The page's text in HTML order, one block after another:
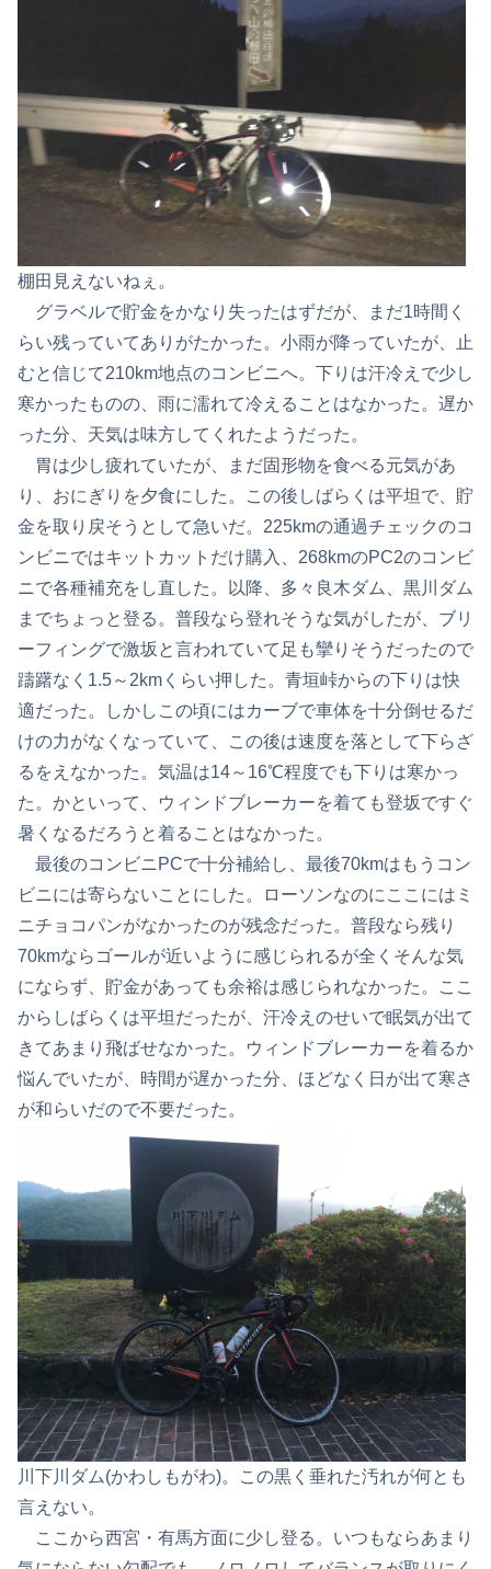
棚田見えないねぇ。
グラベルで貯金をかなり失ったはずだが、まだ1時間く
らい残っていてありがたかった。小雨が降っていたが、止
むと信じて210km地点のコンビニへ。下りは汗冷えで少し
寒かったものの、雨に濡れて冷えることはなかった。遅か
った分、天気は味方してくれたようだった。
胃は少し疲れていたが、まだ固形物を食べる元気があ
り、おにぎりを夕食にした。この後しばらくは平坦で、貯
金を取り戻そうとして急いだ。225kmの通過チェックのコ
ンビニではキットカットだけ購入、268kmのPC2のコンビ
ニで各種補充をし直した。以降、多々良木ダム、黒川ダム
までちょっと登る。普段なら登れそうな気がしたが、ブリ
ーフィングで激坂と言われていて足も攣りそうだったので
躊躇なく1.5～2kmくらい押した。青垣峠からの下りは快
適だった。しかしこの頃にはカーブで車体を十分倒せるだ
けの力がなくなっていて、この後は速度を落として下らざ
るをえなかった。気温は14～16℃程度でも下りは寒かっ
た。かといって、ウィンドブレーカーを着ても登坂ですぐ
暑くなるだろうと着ることはなかった。
最後のコンビニPCで十分補給し、最後70kmはもうコン
ビニには寄らないことにした。ローソンなのにここにはミ
ニチョコパンがなかったのが残念だった。普段なら残り
70kmならゴールが近いように感じられるが全くそんな気
にならず、貯金があっても余裕は感じられなかった。ここ
からしばらくは平坦だったが、汗冷えのせいで眠気が出て
きてあまり飛ばせなかった。ウィンドブレーカーを着るか
悩んでいたが、時間が遅かった分、ほどなく日が出て寒さ
が和らいだので不要だった。
川下川ダム(かわしもがわ)。この黒く垂れた汚れが何とも
言えない。
ここから西宮・有馬方面に少し登る。いつもならあまり